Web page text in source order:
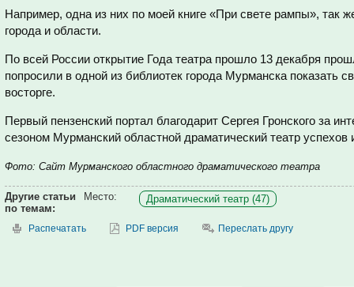
Например, одна из них по моей книге «При свете рампы», так
города и области.
По всей России открытие Года театра прошло 13 декабря
попросили в одной из библиотек города Мурманска показать
восторге.
Первый пензенский портал благодарит Сергея Гронского за
сезоном Мурманский областной драматический театр успехов
Фото: Сайт Мурманского областного драматического театра
Другие статьи
по темам:
Место: Драматический театр (47)
Распечатать PDF версия Переслать другу